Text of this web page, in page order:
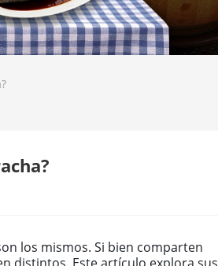
los mismos. Si bien comparten